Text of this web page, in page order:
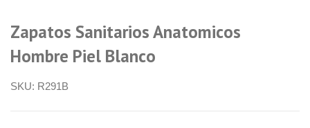
Zapatos Sanitarios Anatomicos
Hombre Piel Blanco
SKU: R291B